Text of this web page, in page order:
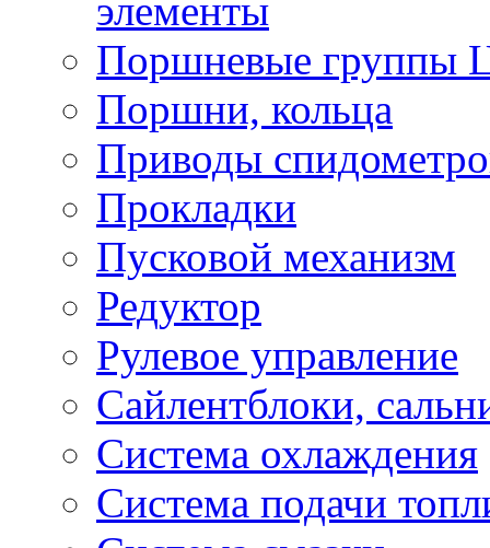
элементы
Поршневые группы
Поршни, кольца
Приводы
Прокладки
Пусковой механизм
Редуктор
Рулевое управление
Сайлентблоки,
Система охлаждения
Система подачи